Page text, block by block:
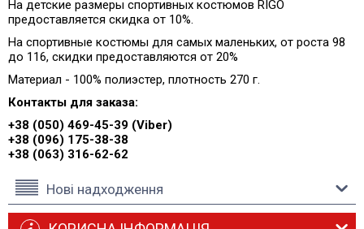
На детские размеры спортивных костюмов RIGO
предоставляется скидка от 10%.
На спортивные костюмы для самых маленьких, от роста 98
до 116, скидки предоставляются от 20%
Материал - 100% полиэстер, плотность 270 г.
Контакты для заказа:
+38 (050) 469-45-39 (Viber)
+38 (096) 175-38-38
+38 (063) 316-62-62
Нові надходження